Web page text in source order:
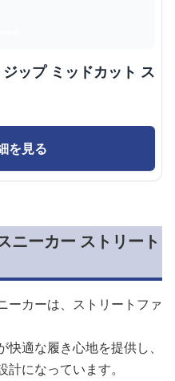
ップ ミッドカット ス
を見る
ニーカー ストリート
ーカーは、ストリートファ
適な履き心地を提供し、
になっています。